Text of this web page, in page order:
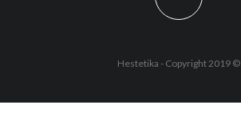
Hestetika - Copyright 2019 ©